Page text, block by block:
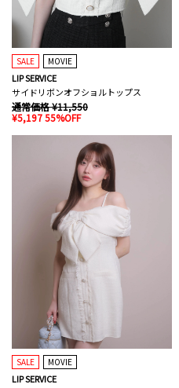
SALE MOVIE
LIP SERVICE
サイドリボンオフショルトップス
通常価格 ¥11,550
¥5,197 55%OFF
SALE MOVIE
LIP SERVICE